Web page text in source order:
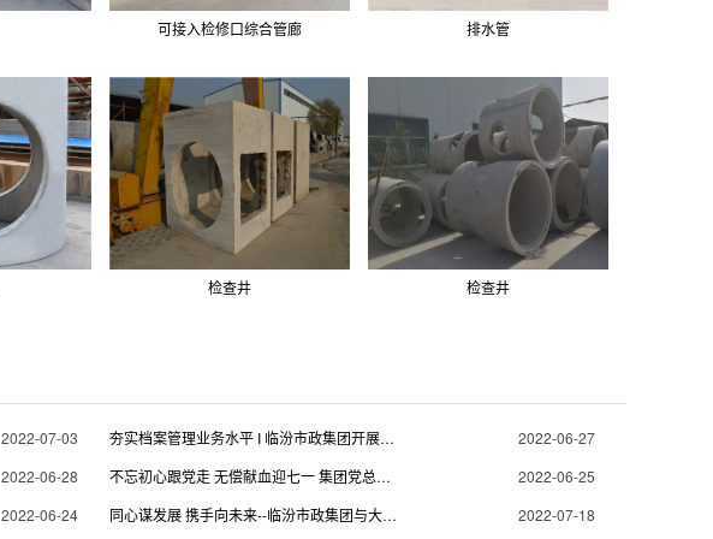
可接入检修口综合管廊 排水管
检查井 检查井
2022-07-03 夯实档案管理业务水平 I 临汾市政集团开展档案管理专项培训
2022-06-27
2022-06-28 不忘初心跟党走 无偿献血迎七一 集团党总支开展无偿献血主题党日活动
2022-06-25
2022-06-24 同心谋发展 携手向未来--临汾市政集团与大陆希望集团举行交流座谈会 2022-07-18